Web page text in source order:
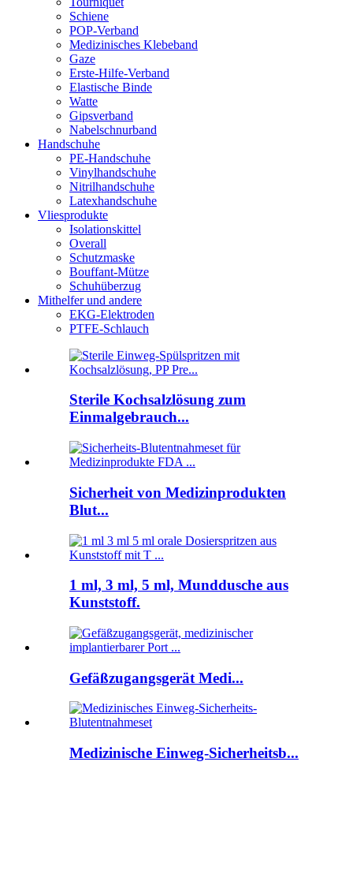
Schiene
POP-Verband
Medizinisches Klebeband
Gaze
Erste-Hilfe-Verband
Elastische Binde
Watte
Gipsverband
Nabelschnurband
Handschuhe
PE-Handschuhe
Vinylhandschuhe
Nitrilhandschuhe
Latexhandschuhe
Vliesprodukte
Isolationskittel
Overall
Schutzmaske
Bouffant-Mütze
Schuhüberzug
Mithelfer und andere
EKG-Elektroden
PTFE-Schlauch
Sterile Kochsalzlösung zum
Einmalgebrauch...
Sicherheit von Medizinprodukten
Blut...
1 ml, 3 ml, 5 ml, Munddusche aus
Kunststoff.
Gefäßzugangsgerät Medi...
Medizinische Einweg-Sicherheitsb...